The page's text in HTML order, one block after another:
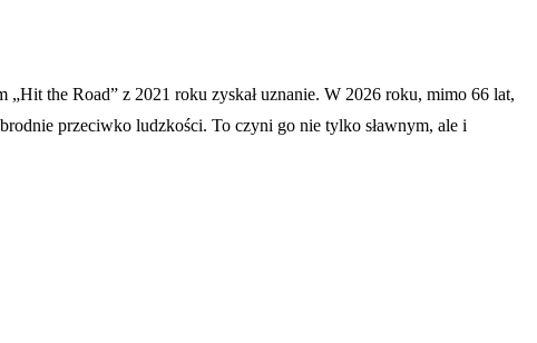
„Hit the Road” z 2021 roku zyskał uznanie. W 2026 roku, mimo 66 lat,
przeciwko ludzkości. To czyni go nie tylko sławnym, ale i